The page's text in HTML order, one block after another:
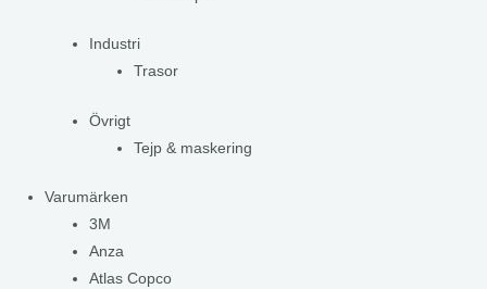
Industri
Trasor
Övrigt
Tejp & maskering
Varumärken
3M
Anza
Atlas Copco